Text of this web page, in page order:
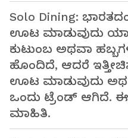
Solo Dining:
ಊಟ ಮಾಡುವುದು
ಕುಟುಂಬ ಅಥವಾ
ಹೊಂದಿದೆ, ಆದರೆ
ಊಟ ಮಾಡುವುದು
ಒಂದು ಟ್ರೆಂಡ್ ಆಗಿದೆ. ಈ
ಮಾಹಿತಿ.